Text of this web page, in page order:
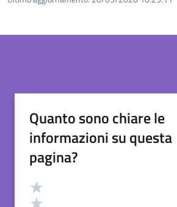
Quanto sono chiare le
informazioni su questa
pagina?
Valutazione